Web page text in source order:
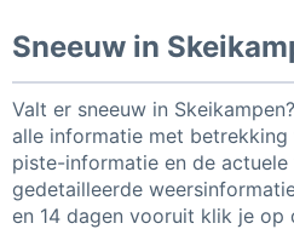
Sneeuw in
Valt er sneeuw in
alle informatie met
piste-informatie en de
gedetailleerde
en 14 dagen vooruit klik je op